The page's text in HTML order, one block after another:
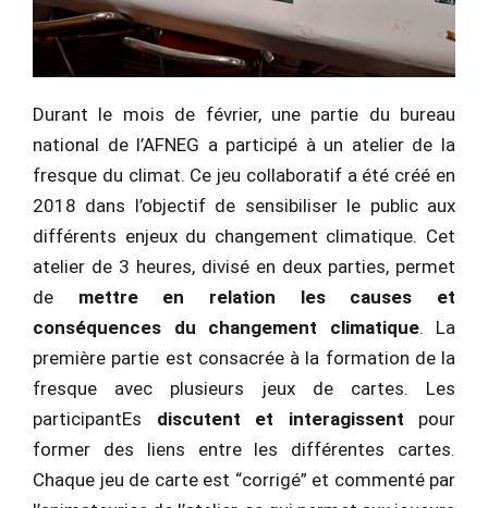
Durant le mois de février, une partie du bureau
national de l’AFNEG a participé à un atelier de la
fresque du climat. Ce jeu collaboratif a été créé en
2018 dans l’objectif de sensibiliser le public aux
différents enjeux du changement climatique. Cet
atelier de 3 heures, divisé en deux parties, permet
de mettre en relation les causes et
conséquences du changement climatique. La
première partie est consacrée à la formation de la
fresque avec plusieurs jeux de cartes. Les
participantEs discutent et interagissent pour
former des liens entre les différentes cartes.
Chaque jeu de carte est “corrigé” et commenté par